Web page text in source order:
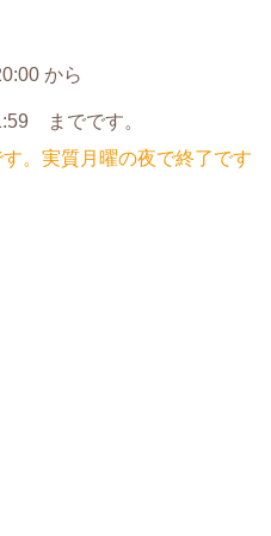
から
までです。
。実質月曜の夜で終了です